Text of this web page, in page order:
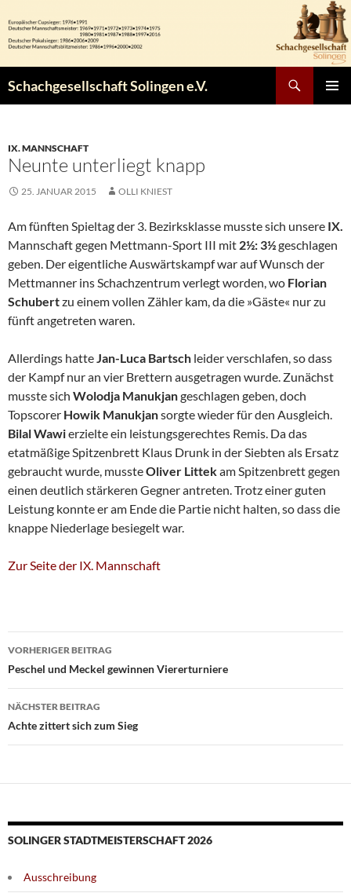
Inhalt
springen
Schachgesellschaft Solingen e.V.
IX. MANNSCHAFT
Neunte unterliegt knapp
25. JANUAR 2015 OLLI KNIEST
Am fünften Spieltag der 3. Bezirksklasse musste sich unsere IX.
Mannschaft gegen Mettmann-Sport III mit 2½: 3½geschlagen
geben. Der eigentliche Auswärtskampf war auf Wunsch der
Mettmanner ins Schachzentrum verlegt worden, wo Florian
Schubertzu einem vollen Zähler kam, da die »Gäste« nur zu
fünft angetreten waren.
Allerdings hatteJan-Luca Bartsch leider verschlafen, so dass
der Kampf nur an vier Brettern ausgetragen wurde. Zunächst
musste sich Wolodja Manukjangeschlagen geben, doch
Topscorer Howik Manukjansorgte wieder für den Ausgleich.
Bilal Wawierzielte ein leistungsgerechtes Remis. Da das
etatmäßige Spitzenbrett Klaus Drunk in der Siebten als Ersatz
gebraucht wurde, mussteOliver Littekam Spitzenbrett gegen
einen deutlich stärkeren Gegner antreten. Trotz einer guten
Leistung konnte er am Ende die Partie nicht halten, so dass die
knappe Niederlage besiegelt war.
Zur Seite der IX. Mannschaft
Beitragsnavigation
VORHERIGER BEITRAG
Peschel und Meckel gewinnen Viererturniere
NÄCHSTER BEITRAG
Achte zittert sich zum Sieg
SOLINGER STADTMEISTERSCHAFT 2026
Ausschreibung